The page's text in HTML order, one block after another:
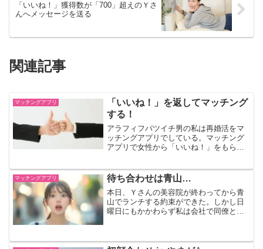
「いいね！」獲得数が「700」超えのＹさ
んへメッセージを送る
関連記事
マッチングアプリ
「いいね！」を返してマッチング
する！
アラフィフバツイチ男の私は再婚活をマ
ッチングアプリでしている。マッチング
アプリで女性から「いいね！」をもらっ
マッチングアプリ 待ち合わせは青山…
本日、Ｙさんの美容院が終わってから青
山でランチする約束ができた。しかし日
曜日にもかかわらず私は会社で同僚と２
れと、本日ランチするお店を一刻も早く